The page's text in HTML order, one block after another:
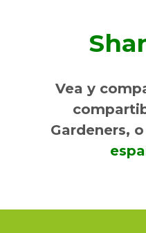
Vea y
Gardeners, o